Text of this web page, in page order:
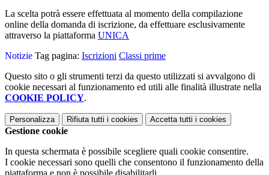
La scelta potrà essere effettuata al momento della compilazione
online della domanda di iscrizione, da effettuare esclusivamente
attraverso la piattaforma UNICA
Notizie Tag pagina: Iscrizioni Classi prime
Questo sito o gli strumenti terzi da questo utilizzati si avvalgono di
cookie necessari al funzionamento ed utili alle finalità illustrate nella
COOKIE POLICY.
Personalizza Rifiuta tutti i cookies Accetta tutti i cookies
Gestione cookie
In questa schermata è possibile scegliere quali cookie consentire.
I cookie necessari sono quelli che consentono il funzionamento della